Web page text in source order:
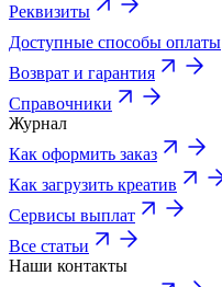
Реквизиты
Доступные способы оплаты
Возврат и гарантия
Справочники
Журнал
Как оформить заказ
Как загрузить креатив
Сервисы выплат
Все статьи
Наши контакты